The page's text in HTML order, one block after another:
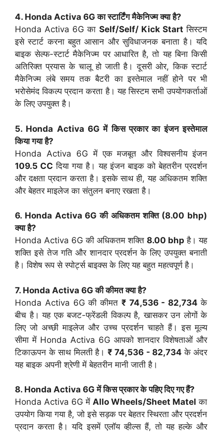
4. Honda Activa 6G का स्टार्टिंग मैकेनिज्म क्या है?
Honda Activa 6G का Self/Self/ Kick Start सिस्टम
इसे स्टार्ट करना बहुत आसान और सुविधाजनक बनाता है। यदि
बाइक सेल्फ-स्टार्ट मैकेनिज्म पर आधारित है, तो यह बिना किसी
अतिरिक्त प्रयास के चालू हो जाती है। दूसरी ओर, किक स्टार्ट
मैकेनिज्म लंबे समय तक बैटरी का इस्तेमाल नहीं होने पर भी
भरोसेमंद विकल्प प्रदान करता है। यह सिस्टम सभी उपयोगकर्ताओं
के लिए उपयुक्त है।
5. Honda Activa 6G में किस प्रकार का इंजन इस्तेमाल
किया गया है?
Honda Activa 6G में एक मजबूत और विश्वसनीय इंजन
109.5 CC दिया गया है। यह इंजन बाइक को बेहतरीन प्रदर्शन
और दक्षता प्रदान करता है। इसके साथ ही, यह अधिकतम शक्ति
और बेहतर माइलेज का संतुलन बनाए रखता है।
6. Honda Activa 6G की अधिकतम शक्ति (8.00 bhp)
क्या है?
Honda Activa 6G की अधिकतम शक्ति 8.00 bhp है। यह
शक्ति इसे तेज गति और शानदार प्रदर्शन के लिए उपयुक्त बनाती
है। विशेष रूप से स्पोर्ट्स बाइक्स के लिए यह बहुत महत्वपूर्ण है।
7. Honda Activa 6G की कीमत क्या है?
Honda Activa 6G की कीमत ₹ 74,536 - 82,734के
बीच है। यह एक बजट-फ्रेंडली विकल्प है, खासकर उन लोगों के
लिए जो अच्छी माइलेज और उच्च प्रदर्शन चाहते हैं। इस मूल्य
सीमा में Honda Activa 6G आपको शानदार विशेषताओं और
टिकाऊपन के साथ मिलती है। ₹ 74,536 - 82,734के अंदर
यह बाइक अपनी श्रेणी में बेहतरीन मानी जाती है।
8. Honda Activa 6G में किस प्रकार के पहिए दिए गए हैं?
Honda Activa 6G में Allo Wheels/Sheet Matel का
उपयोग किया गया है, जो इसे सड़क पर बेहतर स्थिरता और प्रदर्शन
प्रदान करता है। यदि इसमें एलॉय व्हील्स हैं, तो यह हल्के और